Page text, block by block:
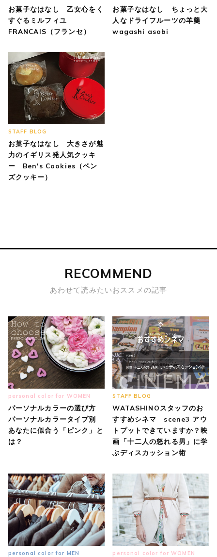
お菓子なはなし 乙女心をく
すぐるミルフィユ
FRANCAIS（フランセ）
お菓子なはなし ちょっと大
人なドライフルーツの羊羹
wagashi asobi
STAFF BLOG
お菓子なはなし 大きさが魅
力のイギリス発人気クッキ
ー Ben's Cookies（ベン
ズクッキー）
RECOMMEND
あわせて読みたいおススメの記事
personal color for WOMEN
パーソナルカラーの選び方
パーソナルカラータイプ別
あなたに似合う「ピンク」と
は？
STAFF BLOG
WATASHINOスタッフのお
すすめシネマ scene3 アウ
トプットできていますか？映
画「十二人の怒れる男」に学
ぶディスカッション術
personal color for MEN personal color for WOMEN